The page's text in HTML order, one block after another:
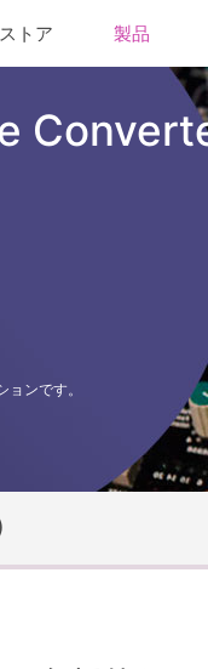
ストア 製品
ンです。